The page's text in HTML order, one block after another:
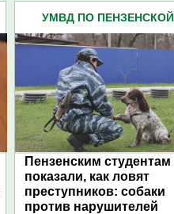
УМВД ПО ПЕНЗЕНСКОЙ
Пензенским студентам
показали, как ловят
преступников: собаки
против нарушителей